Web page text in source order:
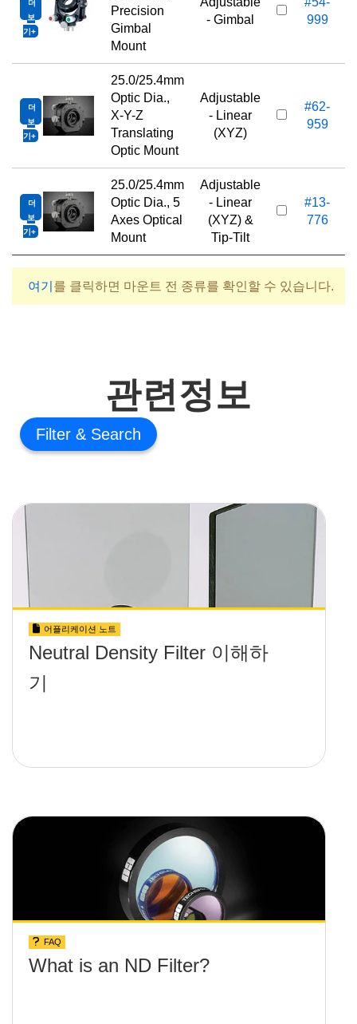
더
보
기
Precision
Gimbal
Mount
- Gimbal
999
더
보
기
25.0/25.4mm
Optic Dia.,
X-Y-Z
Translating
Optic Mount
Adjustable
- Linear
(XYZ)
#62-
959
더
보
기
25.0/25.4mm
Optic Dia., 5
Axes Optical
Mount
Adjustable
- Linear
(XYZ) &
Tip-Tilt
#13-
776
여기 를 클릭하면 마운트 전 종류를 확인할 수 있습니다.
관련정보
Filter
어플리케이션 노트
Neutral Density Filter 이해하
기
FAQ
What is an ND Filter?